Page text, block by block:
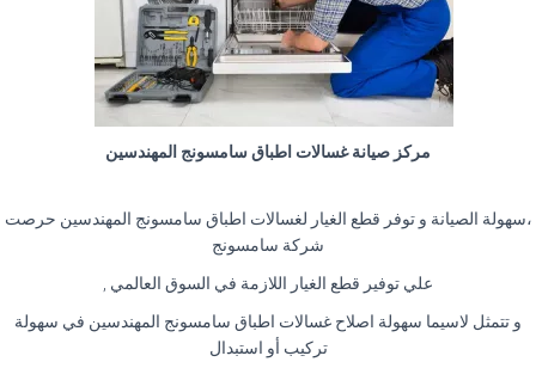
مركز صيانة غسالات اطباق سامسونج المهندسين
،سهولة الصيانة و توفر قطع الغيار لغسالات اطباق سامسونج المهندسين حرصت
شركة سامسونج
علي توفير قطع الغيار اللازمة في السوق العالمي ,
و تتمثل لاسيما سهولة اصلاح غسالات اطباق سامسونج المهندسين في سهولة
تركيب أو استبدال